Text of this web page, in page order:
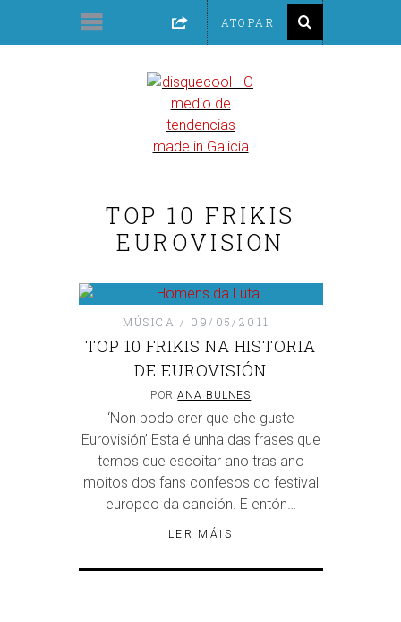
TOP 10 FRIKIS
EUROVISION
MÚSICA 09/05/2011
TOP 10 FRIKIS NA HISTORIA
DE EUROVISIÓN
PORANA BULNES
‘Non podo crer que che guste
Eurovisión’ Esta é unha das frases que
temos que escoitar ano tras ano
moitos dos fans confesos do festival
europeo da canción. E entón…
LER MÁIS